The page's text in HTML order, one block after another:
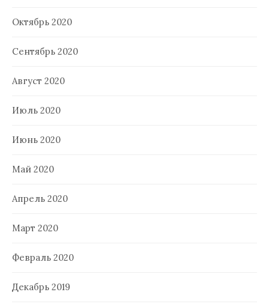
Октябрь 2020
Сентябрь 2020
Август 2020
Июль 2020
Июнь 2020
Май 2020
Апрель 2020
Март 2020
Февраль 2020
Декабрь 2019